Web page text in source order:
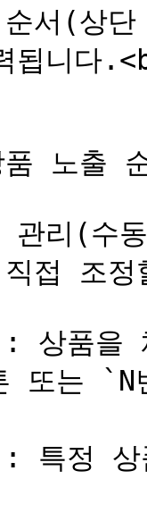
서(상
됩니다
품 노출
관리(수
접 조
상품을
는 `N
정 상